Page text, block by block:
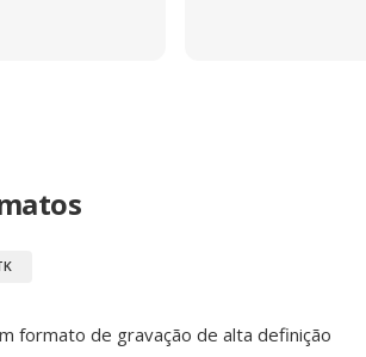
formato de gravação de alta definição